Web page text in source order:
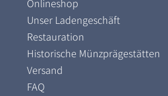
Onlineshop
Unser Ladengeschäft
Restauration
Historische Münzprägestätten
Versand
FAQ